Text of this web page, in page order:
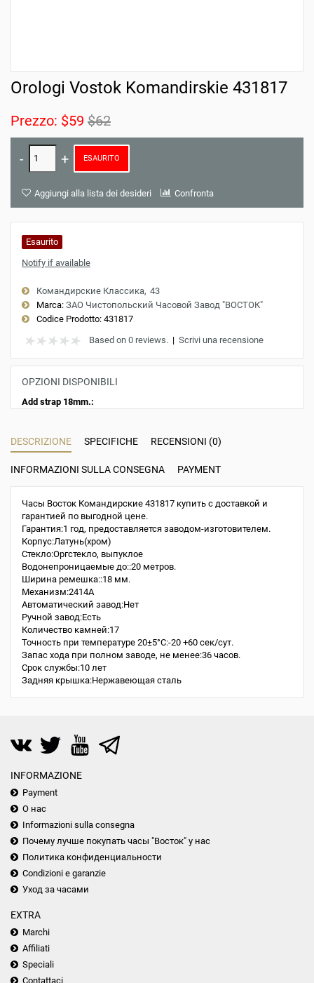
Orologi Vostok Komandirskie 431817
Prezzo: $59 $62
ESAURITO
Aggiungi alla lista dei desideri Confronta
Esaurito
Notify if available
Командирские Классика 43
Marca: ЗАО Чистопольский Часовой Завод "ВОСТОК"
Codice Prodotto: 431817
Based on 0 reviews. | Scrivi una recensione
OPZIONI DISPONIBILI
Add strap 18mm.:
DESCRIZIONE SPECIFICHE RECENSIONI (0)
INFORMAZIONI SULLA CONSEGNA PAYMENT
Часы Восток Командирские 431817 купить с доставкой и
гарантией по выгодной цене.
Гарантия:1 год, предоставляется заводом-изготовителем.
Корпус:Латунь(хром)
Стекло:Оргстекло, выпуклое
Водонепроницаемые до::20 метров.
Ширина ремешка::18 мм.
Механизм:2414A
Автоматический завод:Нет
Ручной завод:Есть
Количество камней:17
Точность при температуре 20±5°С:-20 +60 сек/сут.
Запас хода при полном заводе, не менее:36 часов.
Срок службы:10 лет
Задняя крышка:Нержавеющая сталь
INFORMAZIONE
Payment
О нас
Informazioni sulla consegna
Почему лучше покупать часы "Восток" у нас
Политика конфиденциальности
Condizioni e garanzie
Уход за часами
EXTRA
Marchi
Affiliati
Speciali
Contattaci